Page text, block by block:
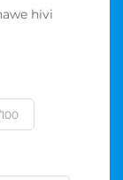
hivi